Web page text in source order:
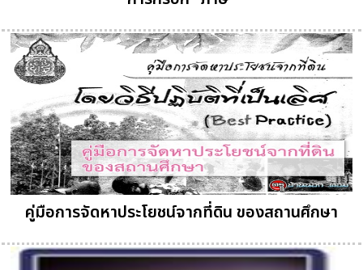
คู่มือการจัดหาประโยชน์จากที่ดิน ของสถานศึกษา